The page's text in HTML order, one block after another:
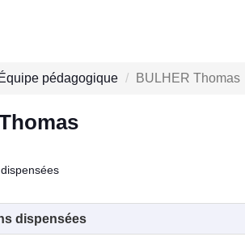
Équipe pédagogique BULHER Thomas
dispensées